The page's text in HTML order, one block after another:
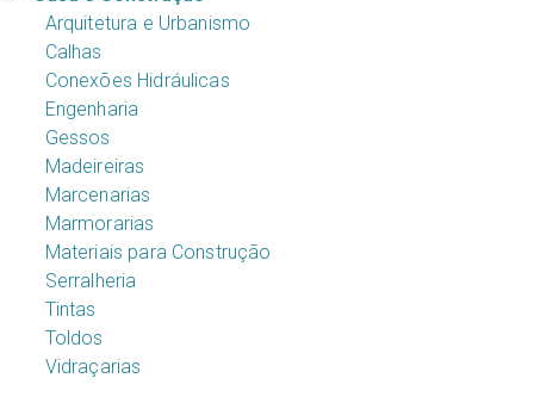
Arquitetura e Urbanismo
Calhas
Conexões Hidráulicas
Engenharia
Gessos
Madeireiras
Marcenarias
Marmorarias
Materiais para Construção
Serralheria
Tintas
Toldos
Vidraçarias